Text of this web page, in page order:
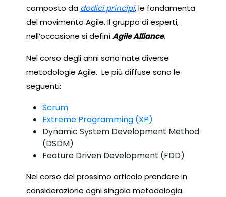
composto da dodici principi, le fondamenta
del movimento Agile. Il gruppo di esperti,
nell’occasione si definìAgile Alliance.
Nel corso degli anni sono nate diverse
metodologie Agile. Le più diffuse sono le
seguenti:
Scrum
Extreme Programming (XP)
Dynamic System Development Method
(DSDM)
Feature Driven Development (FDD)
Nel corso del prossimo articolo prendere in
considerazione ogni singola metodologia.